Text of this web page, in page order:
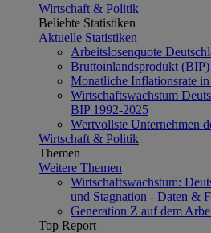
Wirtschaft & Politik
Beliebte Statistiken
Aktuelle Statistiken
Arbeitslosenquote
Bruttoinlandsprodukt
Monatliche Inflationsrate
Wirtschaftswachstum
BIP 1992-2025
Wertvollste Unternehmen
Wirtschaft & Politik
Themen
Weitere Themen
Wirtschaftswachstum:
und Stagnation - Daten &
Generation Z auf dem
Top Report